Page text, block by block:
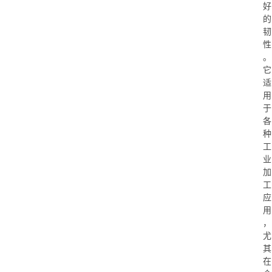
好
的
韧
性
。
它
适
用
于
各
种
工
业
加
工
应
用
，
尤
其
在